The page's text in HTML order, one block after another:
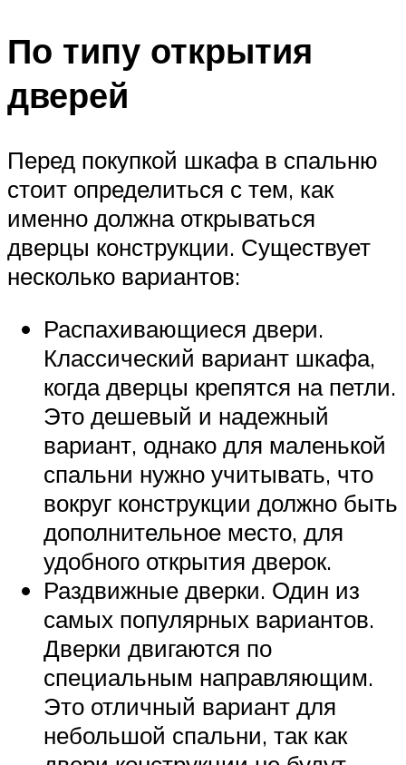
По типу открытия
дверей
Перед покупкой шкафа в спальню
стоит определиться с тем, как
именно должна открываться
дверцы конструкции. Существует
несколько вариантов:
Распахивающиеся двери.
Классический вариант шкафа,
когда дверцы крепятся на петли.
Это дешевый и надежный
вариант, однако для маленькой
спальни нужно учитывать, что
вокруг конструкции должно быть
дополнительное место, для
удобного открытия дверок.
Раздвижные дверки. Один из
самых популярных вариантов.
Дверки двигаются по
специальным направляющим.
Это отличный вариант для
небольшой спальни, так как